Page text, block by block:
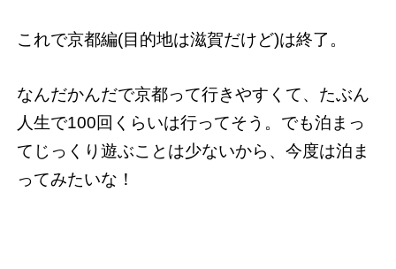
これで京都編(目的地は滋賀だけど)は終了。
なんだかんだで京都って行きやすくて、たぶん
人生で100回くらいは行ってそう。でも泊まっ
てじっくり遊ぶことは少ないから、今度は泊ま
ってみたいな！